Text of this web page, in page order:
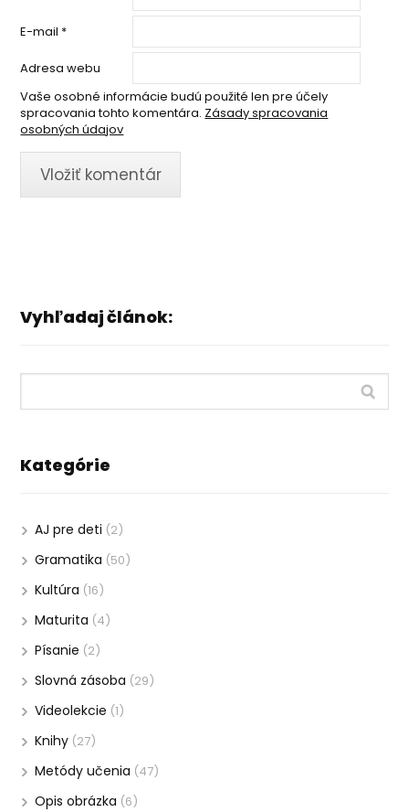
E-mail *
Adresa webu
Vaše osobné informácie budú použité len pre účely
spracovania tohto komentára. Zásady spracovania
osobných údajov
Vyhľadaj článok:
Kategórie
AJ pre deti (2)
Gramatika (50)
Kultúra (16)
Maturita (4)
Písanie (2)
Slovná zásoba (29)
Videolekcie (1)
Knihy (27)
Metódy učenia (47)
Opis obrázka (6)